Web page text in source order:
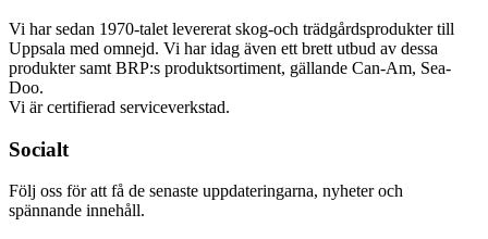
Vi har sedan 1970-talet levererat skog-och trädgårdsprodukter till
Uppsala med omnejd. Vi har idag även ett brett utbud av dessa
produkter samt BRP:s produktsortiment, gällande Can-Am, Sea-
Doo.
Vi är certifierad serviceverkstad.
Socialt
Följ oss för att få de senaste uppdateringarna, nyheter och
spännande innehåll.